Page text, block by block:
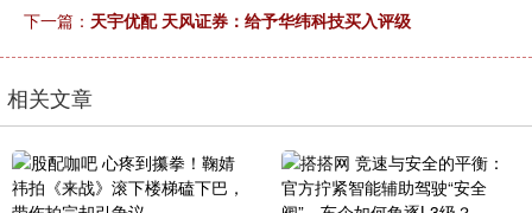
下一篇： 天宇优配 天风证券：给予华纬科技买入评级
相关文章